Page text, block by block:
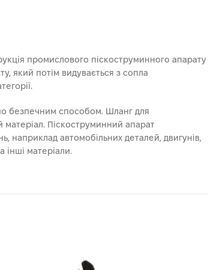
промислового піскоструминного апарату
який потім видувається з сопла
безпечним способом. Шланг для
Піскоструминний апарат
наприклад автомобільних деталей, двигунів,
інші матеріали.